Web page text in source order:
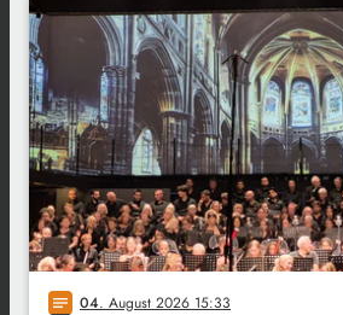
notes 04. August 2026 15:33